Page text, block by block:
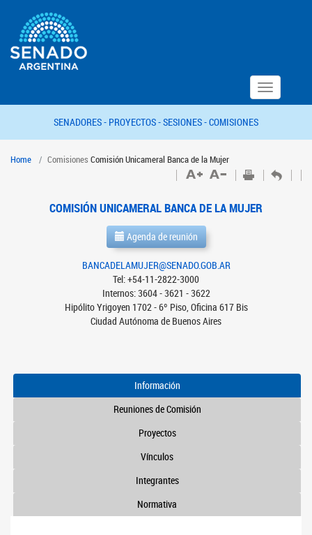
Toggle
navigation
SENADORES - PROYECTOS -SESIONES -COMISIONES
Home Comisiones Comisión Unicameral Banca de la Mujer
COMISIÓN UNICAMERAL BANCA DE LA MUJER
Agenda de reunión
BANCADELAMUJER@SENADO.GOB.AR
Tel: +54-11-2822-3000
Internos: 3604 - 3621 - 3622
Hipólito Yrigoyen 1702 - 6º Piso, Oficina 617 Bis
Ciudad Autónoma de Buenos Aires
Información
Reuniones de Comisión
Proyectos
Vínculos
Integrantes
Normativa